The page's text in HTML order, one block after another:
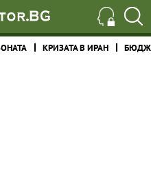
КРИЗАТА В ИРАН